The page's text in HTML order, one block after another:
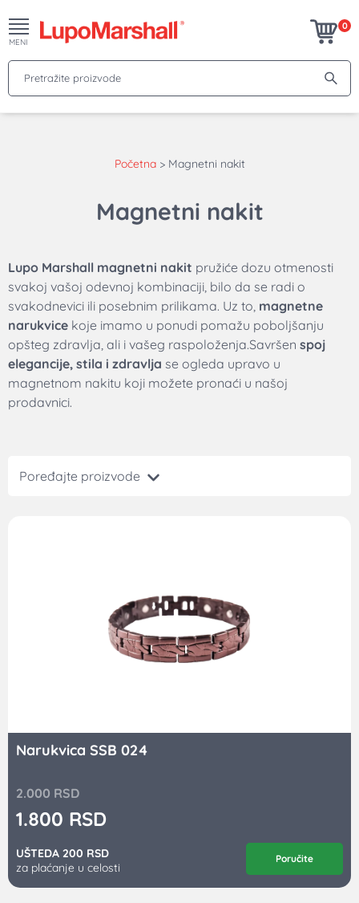
MENI
0
Pretražite proizvode
Početna > Magnetni nakit
Magnetni nakit
Lupo Marshall magnetni nakit pružiće dozu otmenosti
svakoj vašoj odevnoj kombinaciji, bilo da se radi o
svakodnevici ili posebnim prilikama. Uz to, magnetne
narukvice koje imamo u ponudi pomažu poboljšanju
opšteg zdravlja, ali i vašeg raspoloženja.Savršen spoj
elegancije, stila i zdravlja se ogleda upravo u
magnetnom nakitu koji možete pronaći u našoj
prodavnici.
Poređajte proizvode
Narukvica SSB 024
2.000 RSD
1.800 RSD
UŠTEDA 200 RSD
za plaćanje u celosti
Poručite